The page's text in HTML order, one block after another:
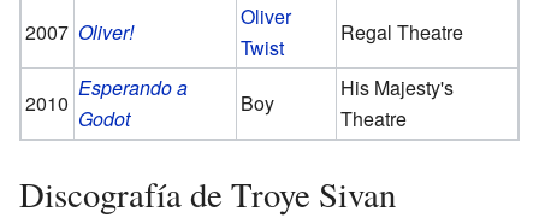
2007 Oliver!
Oliver
Twist
Regal Theatre
2010
Esperando a
Godot
Boy
His Majesty's
Theatre
Discografía de Troye Sivan